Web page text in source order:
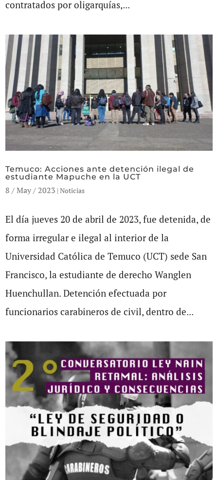
contratados por oligarquías,...
Temuco: Acciones ante detención ilegal de
estudiante Mapuche en la UCT
8 / May / 2023 |Noticias
El día jueves 20 de abril de 2023, fue detenida, de
forma irregular e ilegal al interior de la
Universidad Católica de Temuco (UCT) sede San
Francisco, la estudiante de derecho Wanglen
Huenchullan. Detención efectuada por
funcionarios carabineros de civil, dentro de...